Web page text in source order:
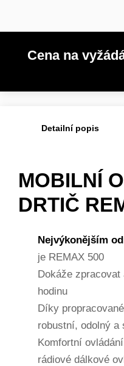
Cena na
Detailní popis
MOBILNÍ
DRTIČ
Nejvýkonějším
je REMAX 500
Dokáže
hodinu
Díky
robustní, odolný a
Komfortní
rádiové dálkové